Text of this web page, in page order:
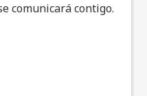
comunicará contigo.